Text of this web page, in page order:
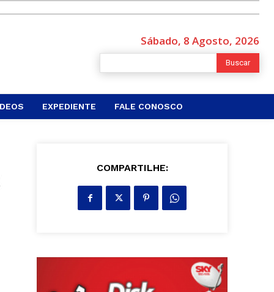
Sábado, 8 Agosto, 2026
Buscar
EXPEDIENTE FALE CONOSCO
COMPARTILHE: